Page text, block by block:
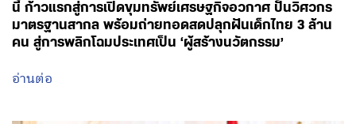
นี้ ก้าวแรกสู่การเปิดขุมทรัพย์เศรษฐกิจอวกาศ ปั้นวิศวกร
มาตรฐานสากล พร้อมถ่ายทอดสดปลุกฝันเด็กไทย 3 ล้าน
คน สู่การพลิกโฉมประเทศเป็น ‘ผู้สร้างนวัตกรรม’
อ่านต่อ